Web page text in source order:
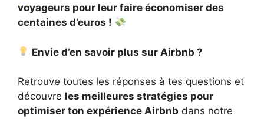
voyageurs pour leur faire économiser des
centaines d’euros !
Envie d’en savoir plus sur Airbnb ?
Retrouve toutes les réponses à tes questions et
découvre les meilleures stratégies pour
optimiser ton expérience Airbnb dans notre